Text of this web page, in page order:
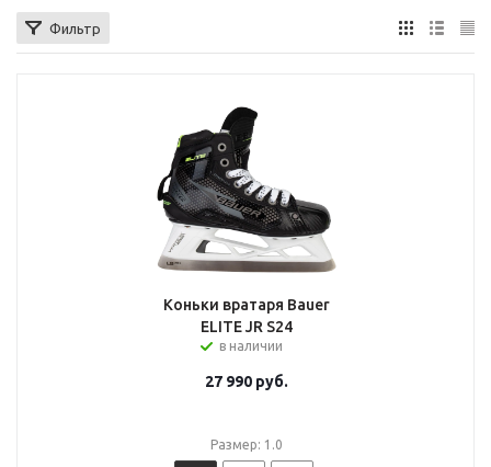
Фильтр
Коньки вратаря Bauer
ELITE JR S24
в наличии
27 990руб.
Размер: 1.0